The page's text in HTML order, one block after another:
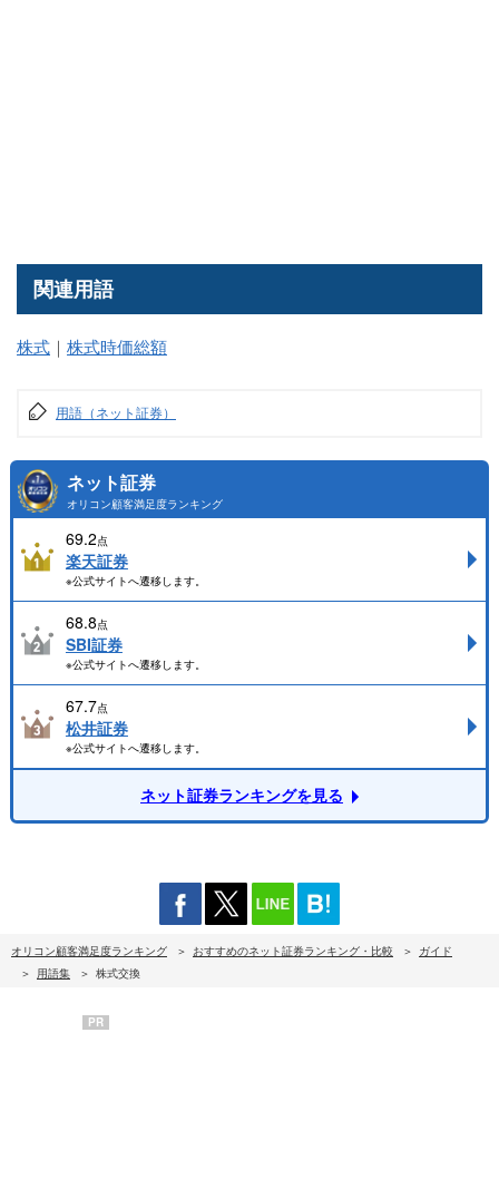
関連用語
株式 ｜ 株式時価総額
用語（ネット証券）
ネット証券
オリコン顧客満足度ランキング
69.2点
楽天証券
※公式サイトへ遷移します。
68.8点
SBI証券
※公式サイトへ遷移します。
67.7点
松井証券
※公式サイトへ遷移します。
ネット証券ランキングを見る
オリコン顧客満足度ランキング おすすめのネット証券ランキング・比較
ガイド
用語集
株式交換
PR